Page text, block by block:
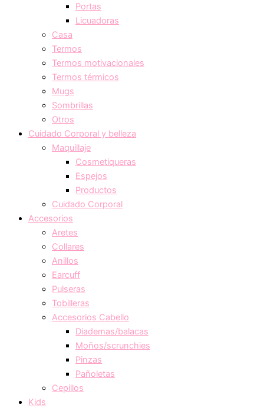
Portas
Licuadoras
Casa
Termos
Termos motivacionales
Termos térmicos
Mugs
Sombrillas
Otros
Cuidado Corporal y belleza
Maquillaje
Cosmetiqueras
Espejos
Productos
Cuidado Corporal
Accesorios
Aretes
Collares
Anillos
Earcuff
Pulseras
Tobilleras
Accesorios Cabello
Diademas/balacas
Moños/scrunchies
Pinzas
Pañoletas
Cepillos
Kids